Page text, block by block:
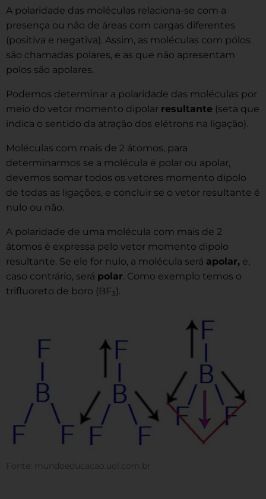
A polaridade das moléculas relaciona-se com a
presença ou não de áreas com cargas diferentes
(positiva e negativa). Assim, as moléculas com pólos
são chamadas polares, e as que não apresentam
polos são apolares.
Podemos determinar a polaridade das moléculas por
meio do vetor momento dipolar resultante (seta que
indica o sentido da atração dos elétrons na ligação).
Moléculas com mais de 2 átomos, para
determinarmos se a molécula é polar ou apolar,
devemos somar todos os vetores momento dipolo
de todas as ligações, e concluir se o vetor resultante é
nulo ou não.
A polaridade de uma molécula com mais de 2
átomos é expressa pelo vetor momento dipolo
resultante. Se ele for nulo, a molécula será apolar, e,
caso contrário, será polar. Como exemplo temos o
trifluoreto de boro (BF 3).
Fonte: mundoeducacao.uol.com.br